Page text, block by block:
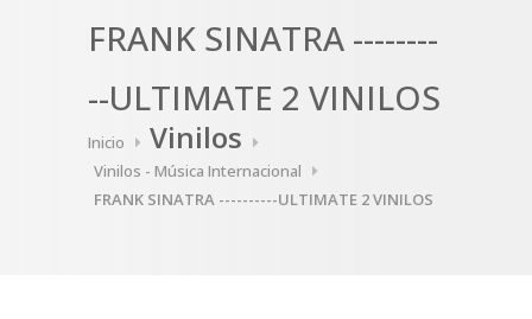
FRANK SINATRA --------
--ULTIMATE 2 VINILOS
Inicio Vinilos
Vinilos - Música Internacional
FRANK SINATRA ----------ULTIMATE 2 VINILOS